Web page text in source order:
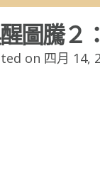
圖騰２
on 四月 14,